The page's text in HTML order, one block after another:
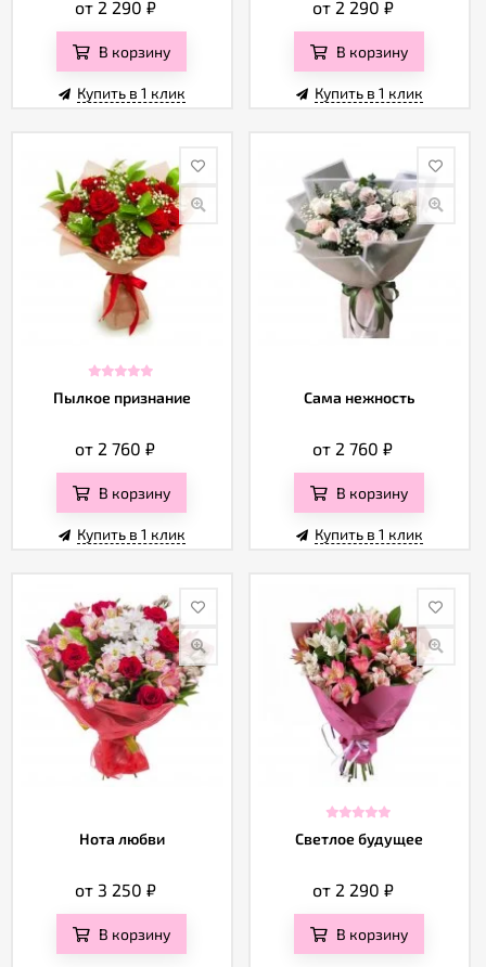
от 2 290 ₽
В корзину
Купить в 1 клик
от 2 290 ₽
В корзину
Купить в 1 клик
Пылкое признание
от 2 760₽
В корзину
Купить в 1 клик
Сама нежность
от 2 760₽
В корзину
Купить в 1 клик
Нота любви
от 3 250 ₽
В корзину
Светлое будущее
от 2 290 ₽
В корзину